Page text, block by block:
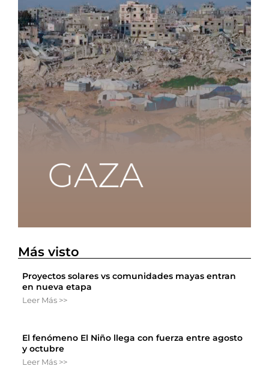
Más visto
Proyectos solares vs comunidades mayas entran
en nueva etapa
Leer Más >>
El fenómeno El Niño llega con fuerza entre agosto
y octubre
Leer Más >>